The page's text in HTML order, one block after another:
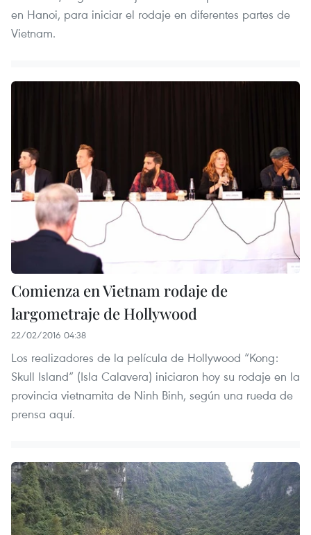
en Hanoi, para iniciar el rodaje en diferentes partes de
Vietnam.
Comienza en Vietnam rodaje de
largometraje de Hollywood
22/02/2016 04:38
Los realizadores de la película de Hollywood “Kong:
Skull Island” (Isla Calavera) iniciaron hoy su rodaje en la
provincia vietnamita de Ninh Binh, según una rueda de
prensa aquí.